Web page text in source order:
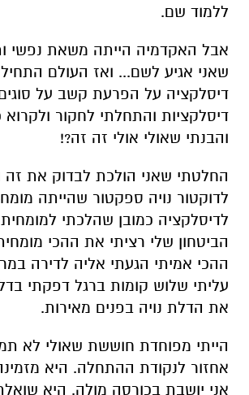
ללמוד שם.
אבל האקדמיה הייתה משאת נפשי
שאני אגיע לשם... ואז העולם
דיסלקציה על הפרעת קשב על
דיסלקציות והתחלתי לחקור
והבנתי שאולי אולי זה זה?!
החלטתי שאני הולכת לבדוק את זה
לדוקטור נויה ספקטור שהייתה
לדיסלקציה כמובן שהלכתי
הביטחון שלי רציתי את ההכי
ההכי אמיתי הגעתי אליה לדירה
עליתי שלוש קומות ברגל דפקתי
את הדלת נויה בפנים מאירות.
הייתי מפוחדת חוששת שאולי לא
אחזור לנקודת ההתחלה. היא
אני יושבת בכורסה מולה. היא